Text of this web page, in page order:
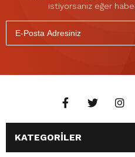
istiyorsanız eğer
KATEGORİLER